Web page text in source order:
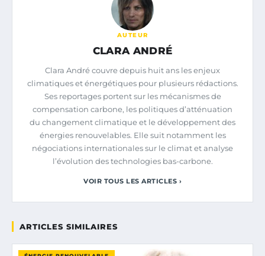
AUTEUR
CLARA ANDRÉ
Clara André couvre depuis huit ans les enjeux
climatiques et énergétiques pour plusieurs rédactions.
Ses reportages portent sur les mécanismes de
compensation carbone, les politiques d’atténuation
du changement climatique et le développement des
énergies renouvelables. Elle suit notamment les
négociations internationales sur le climat et analyse
l’évolution des technologies bas-carbone.
VOIR TOUS LES ARTICLES ›
ARTICLES SIMILAIRES